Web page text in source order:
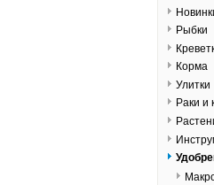
Рыбки
Корма
Улитки
Раки и